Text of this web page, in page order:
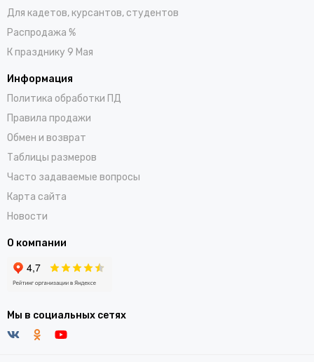
Для кадетов, курсантов, студентов
Распродажа %
К празднику 9 Мая
Информация
Политика обработки ПД
Правила продажи
Обмен и возврат
Таблицы размеров
Часто задаваемые вопросы
Карта сайта
Новости
О компании
Мы в социальных сетях